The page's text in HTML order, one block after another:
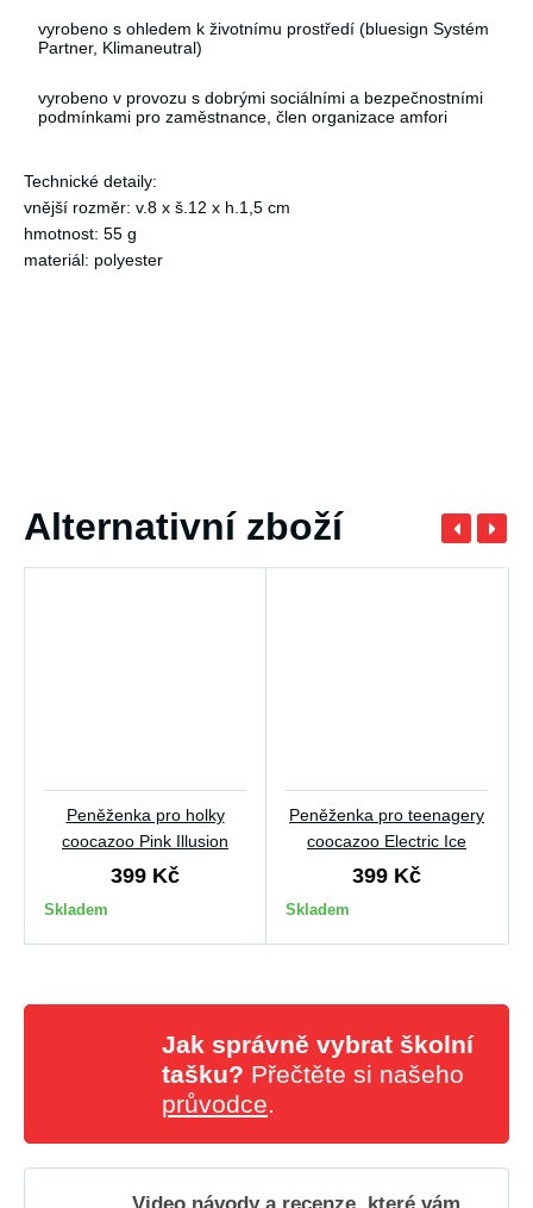
vyrobeno s ohledem k životnímu prostředí (bluesign Systém
Partner, Klimaneutral)
vyrobeno v provozu s dobrými sociálními a bezpečnostními
podmínkami pro zaměstnance, člen organizace amfori
Technické detaily:
vnější rozměr: v.8 x š.12 x h.1,5 cm
hmotnost: 55 g
materiál: polyester
Alternativní zboží
Peněženka pro holky
coocazoo Pink Illusion
399 Kč
Skladem
Peněženka pro teenagery
coocazoo Electric Ice
399 Kč
Skladem
Jak správně vybrat školní
tašku? Přečtěte si našeho
průvodce.